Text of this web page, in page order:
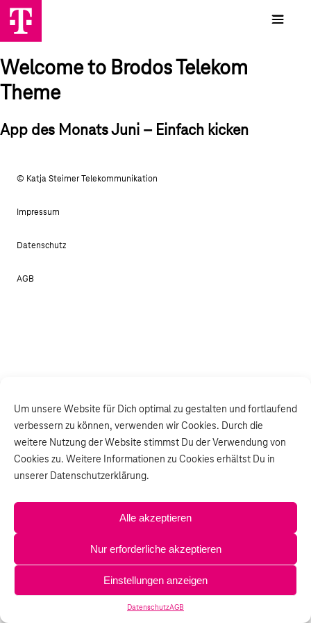
Um unsere Website für Dich optimal zu gestalten und fortlaufend
verbessern zu können, verwenden wir Cookies. Durch die
weitere Nutzung der Website stimmst Du der Verwendung von
Cookies zu. Weitere Informationen zu Cookies erhältst Du in
unserer Datenschutzerklärung.
Alle akzeptieren
Nur erforderliche akzeptieren
Einstellungen anzeigen
DatenschutzAGB
Welcome to Brodos Telekom
Theme
App des Monats Juni – Einfach kicken
© Katja Steimer Telekommunikation
Impressum
Datenschutz
AGB